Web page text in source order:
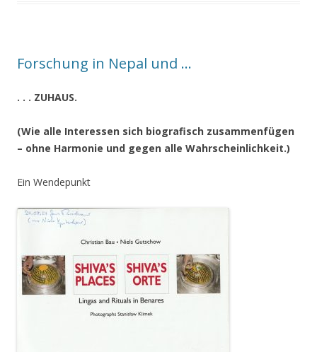
Forschung in Nepal und …
. . . ZUHAUS.
(Wie alle Interessen sich biografisch zusammenfügen
– ohne Harmonie und gegen alle Wahrscheinlichkeit.)
Ein Wendepunkt